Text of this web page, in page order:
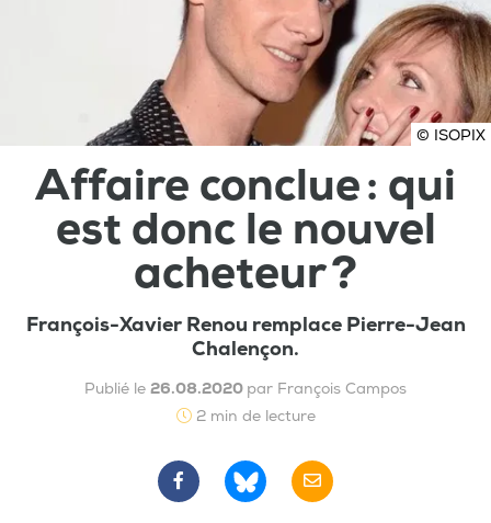
© ISOPIX
Affaire conclue : qui
est donc le nouvel
acheteur ?
François-Xavier Renou remplace Pierre-Jean
Chalençon.
Publié le 26.08.2020 par François Campos
2 min de lecture